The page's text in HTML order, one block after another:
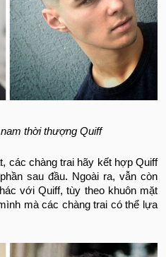
thời thượng Quiff
các chàng trai hãy kết hợp Quiff
sau đầu. Ngoài ra, vẫn còn
với Quiff, tùy theo khuôn mặt
mà các chàng trai có thể lựa